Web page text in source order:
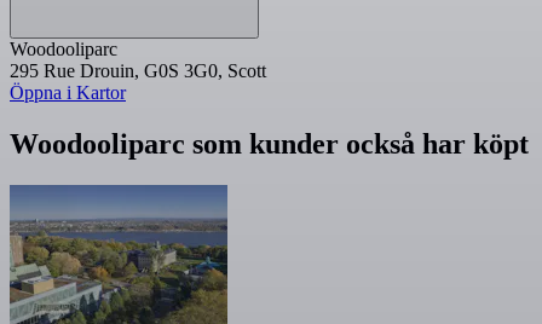
Woodooliparc
295 Rue Drouin, G0S 3G0, Scott
Öppna i Kartor
Woodooliparc som kunder också har köpt